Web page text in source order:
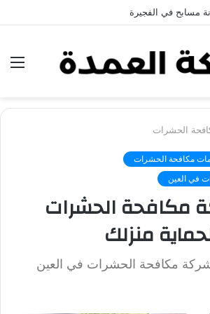
الرخام في العين
الحشرات
مكافحة الحشرات
في العين
مكافحة الحشرات
منزلك
شركة مكافحة الحشرات في العين